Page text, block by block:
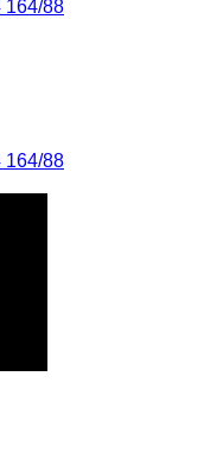
164/88
164/88